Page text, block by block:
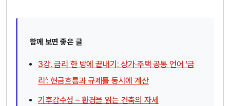
함께 보면 좋은 글
3강. 금리 한 방에 끝내기: 상가·주택 공통 언어 ‘금
리’: 현금흐름과 규제를 동시에 계산
기후감수성 – 환경을 읽는 건축의 자세